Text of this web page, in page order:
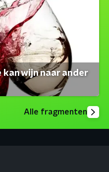
kan wijn naar ander
Alle fragmenten